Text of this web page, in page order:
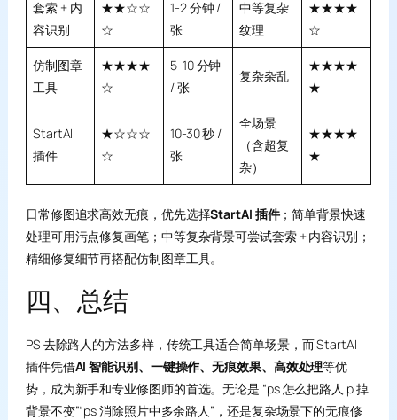
套索 + 内
容识别
★★☆☆
☆
1-2 分钟 /
张
中等复杂
纹理
★★★★
☆
仿制图章
工具
★★★★
☆
5-10 分钟
/ 张
复杂杂乱
★★★★
★
StartAI
插件
★☆☆☆
☆
10-30 秒 /
张
全场景
（含超复
杂）
★★★★
★
日常修图追求高效无痕，优先选择StartAI 插件；简单背景快速
处理可用污点修复画笔；中等复杂背景可尝试套索 + 内容识别；
精细修复细节再搭配仿制图章工具。
四、总结
PS 去除路人的方法多样，传统工具适合简单场景，而 StartAI
插件凭借AI 智能识别、一键操作、无痕效果、高效处理等优
势，成为新手和专业修图师的首选。无论是 “ps 怎么把路人 p 掉
背景不变”“ps 消除照片中多余路人”，还是复杂场景下的无痕修